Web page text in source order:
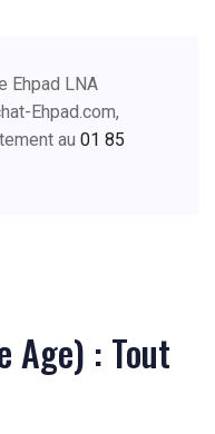
Ehpad LNA
Ehpad.com,
au 01 85
Age) : Tout